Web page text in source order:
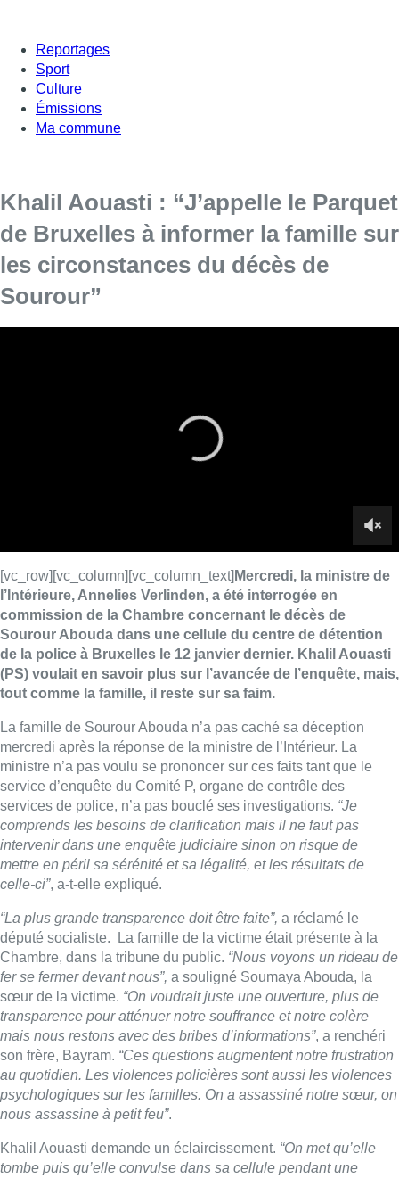
Reportages
Sport
Culture
Émissions
Ma commune
Khalil Aouasti : “J’appelle le Parquet
de Bruxelles à informer la famille sur
les circonstances du décès de
Sourour”
de la police à Bruxelles le 12 janvier dernier. Khalil Aouasti
(PS) voulait en savoir plus sur l’avancée de l’enquête, mais,
tout comme la famille, il reste sur sa faim.
mercredi après la réponse de la ministre de l’Intérieur. La
ministre n’a pas voulu se prononcer sur ces faits tant que le
services de police, n’a pas bouclé ses investigations.
“Je
comprends les besoins de clarification mais il ne faut pas
intervenir dans une enquête judiciaire sinon on risque de
mettre en péril sa sérénité et sa légalité, et les résultats de
celle-ci”
, a-t-elle expliqué.
“La plus grande transparence doit être faite”,a réclamé le
député socialiste. La famille de la victime était présente à la
Chambre, dans la tribune du public.
“Nous voyons un rideau de
fer se fermer devant nous”,
a souligné Soumaya Abouda, la
sœur de la victime.
“On voudrait juste une ouverture, plus de
transparence pour atténuer notre souffrance et notre colère
mais nous restons avec des bribes d’informations”
, a renchéri
son frère, Bayram.
“Ces questions augmentent notre frustration
au quotidien. Les violences policières sont aussi les violences
psychologiques sur les familles. On a assassiné notre sœur, on
nous assassine à petit feu”
Khalil Aouasti demande un éclaircissement.
“On met qu’elle
tombe puis qu’elle convulse dans sa cellule pendant une
heure. Les analyses concernant l’ébriété ne sont pas indiquées
dans le PV. Or, il aurait fallu qu’elle soit examinée par un
médecin.”
[/vc_column_text][vcas_jwplayer_bx1
videoname=”GLX_1369201_IN_AOUASTI_V2″
image=”619898″][/vc_column][/vc_row][vc_row][vc_column]
[vc_column_text]
Le député souhaiterait que la famille puisse disposer des
possible.